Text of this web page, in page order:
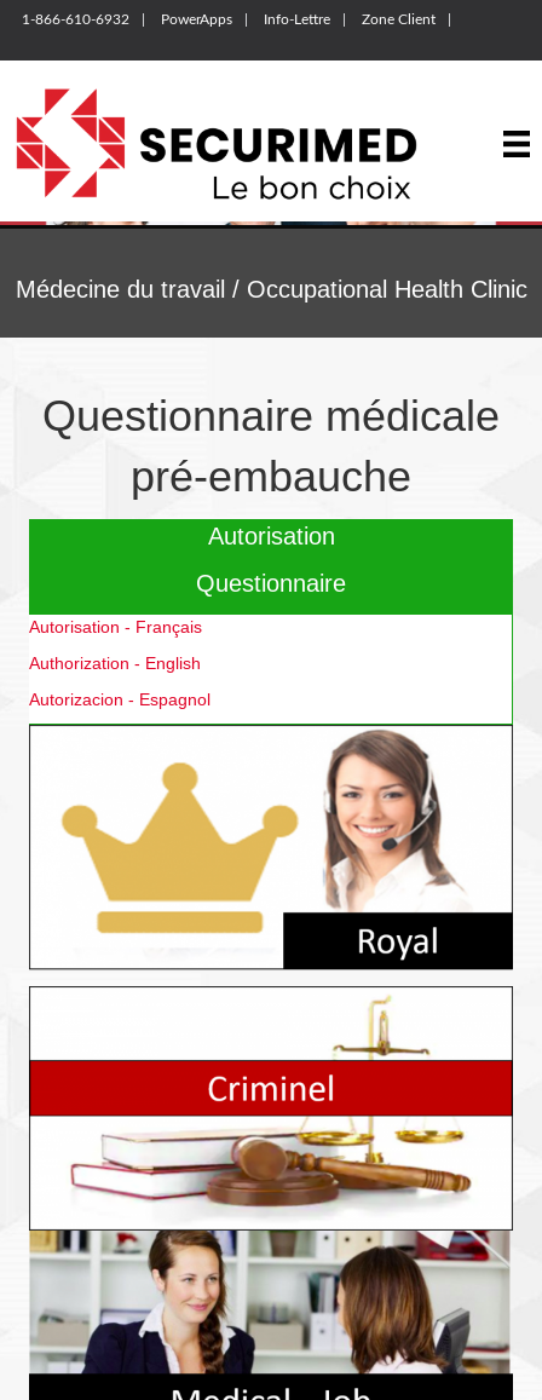
1-866-610-6932 PowerApps Info-Lettre Zone Client
Médecine du travail / Occupational Health Clinic
Questionnaire médicale
pré-embauche
Autorisation
Questionnaire
Autorisation - Français
Authorization - English
Autorizacion - Espagnol